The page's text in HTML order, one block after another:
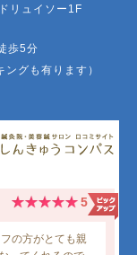
リュイソー1F
歩5分
グも有ります）